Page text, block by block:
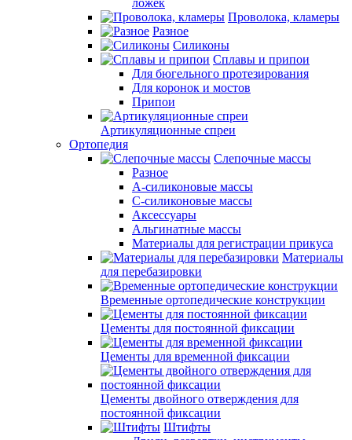
ложек
Проволока, кламеры
Разное
Силиконы
Сплавы и припои
Для бюгельного протезирования
Для коронок и мостов
Припои
Артикуляционные спреи
Ортопедия
Слепочные массы
Разное
А-силиконовые массы
С-силиконовые массы
Аксессуары
Альгинатные массы
Материалы для регистрации прикуса
Материалы
для перебазировки
Временные ортопедические конструкции
Цементы для постоянной фиксации
Цементы для временной фиксации
Цементы двойного отверждения для
постоянной фиксации
Штифты